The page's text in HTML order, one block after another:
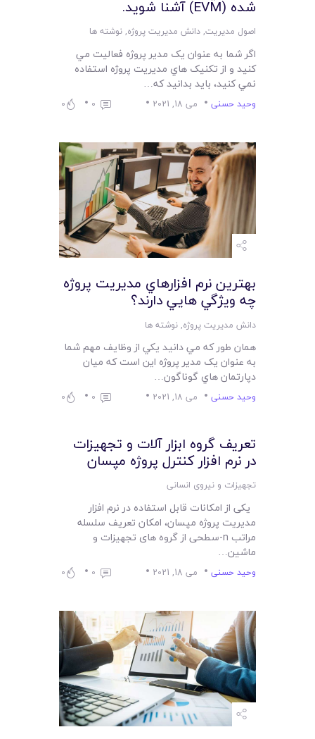
شده (EVM) آشنا شويد.
اصول مدیریت,دانش مدیریت پروژه,نوشته ها
اگر شما به عنوان يک مدير پروژه فعاليت مي
کنيد و از تکنيک هاي مديريت پروژه استفاده
نمي کنيد، بايد بدانيد که…
وحید حسنی می 18, 2021 0
0
بهترين نرم افزارهاي مديريت پروژه
چه ويژگي هايي دارند؟
دانش مدیریت پروژه,نوشته ها
همان طور که مي دانيد يکي از وظايف مهم شما
به عنوان يک مدير پروژه اين است که ميان
دپارتمان هاي گوناگون…
وحید حسنی می 18, 2021 0
0
تعریف گروه ابزار آلات و تجهیزات
در نرم افزار کنترل پروژه مپسان
تجهیزات و نیروی انسانی
یکی از امکانات قابل استفاده در نرم افزار
مدیریت پروژه مپسان، امکان تعریف سلسله
مراتب n-سطحی از گروه های تجهیزات و
ماشین…
وحید حسنی می 18, 2021 0
0